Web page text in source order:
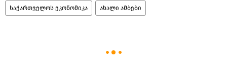
საქართველოს ეკონომიკა ახალი ამბები